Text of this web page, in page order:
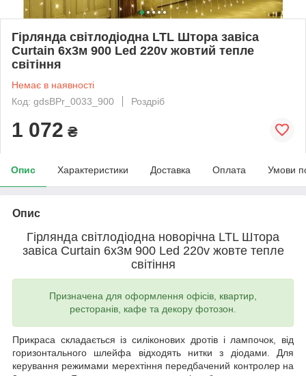
Гірлянда світлодіодна LTL Штора завіса
Сurtain 6х3м 900 Led 220v жовтий тепле
світіння
Немає в наявності
Код: gdsBPr_0033_900
Роздріб
1 072 ₴
Опис Характеристики Доставка Оплата Умови
Опис
Гірлянда світлодіодна новорічна LTL Штора
завіса Сurtain 6х3м 900 Led 220v жовте тепле
світіння
Призначена для оформлення офісів, квартир,
ресторанів, кафе та декору фотозон.
Прикраса складається із силіконових дротів і лампочок, від
горизонтального шлейфа відходять нитки з діодами. Для
керування режимами мерехтіння передбачений контролер на